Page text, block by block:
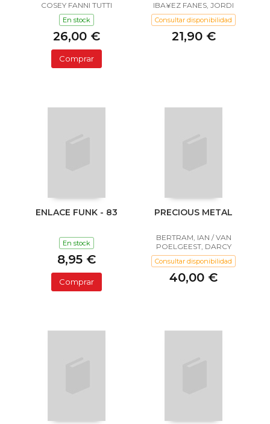
COSEY FANNI TUTTI
En stock
26,00 €
Comprar
IBA¥EZ FANES, JORDI
Consultar disponibilidad
21,90 €
ENLACE FUNK - 83
En stock
8,95 €
Comprar
PRECIOUS METAL
BERTRAM, IAN / VAN
POELGEEST, DARCY
Consultar disponibilidad
40,00 €